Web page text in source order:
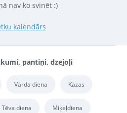
nav ko svinēt :)
kalendārs
pantiņi, dzejoļi
Vārda diena Kāzas
Tēva diena Miķeļdiena